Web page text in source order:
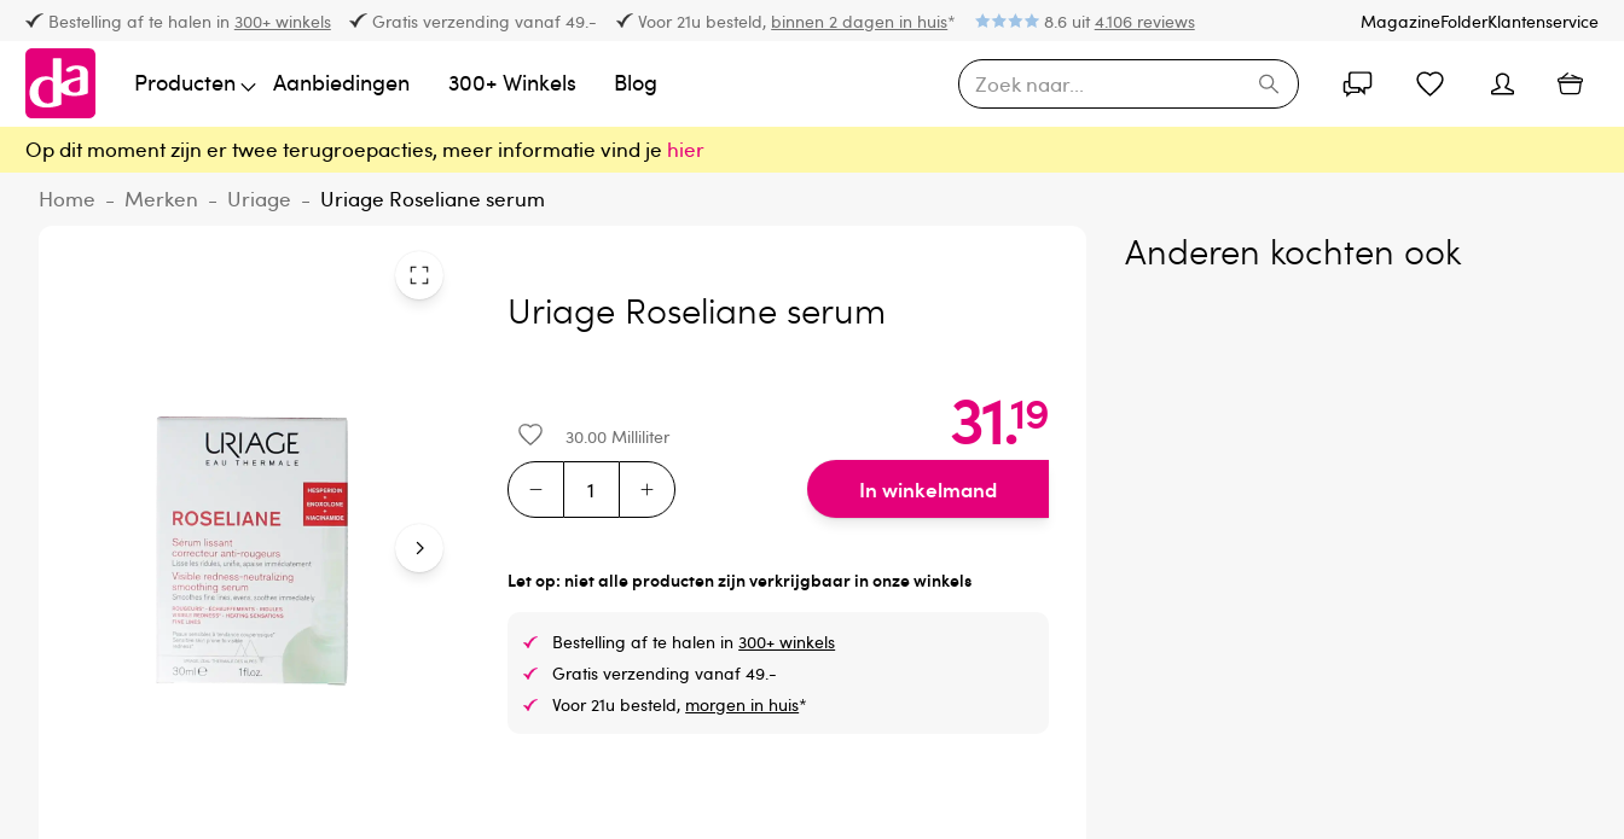
Bestelling af te halen in 300+ winkels Gratis verzending vanaf 49.- Voor 21u besteld, binnen 2 dagen in huis* 8.6 uit4.106 reviews MagazineFolderKlantenservice
Producten Aanbiedingen 300+ Winkels Blog
Op dit moment zijn er twee terugroepacties, meer informatie vind je hier
Home - Merken - Uriage - Uriage Roseliane serum
Uriage Roseliane serum
30.00 Milliliter 31.19
In winkelmand
Let op: niet alle producten zijn verkrijgbaar in onze winkels
Bestelling af te halen in300+ winkels
Gratis verzending vanaf 49.-
Voor 21u besteld, morgen in huis*
Anderen kochten ook